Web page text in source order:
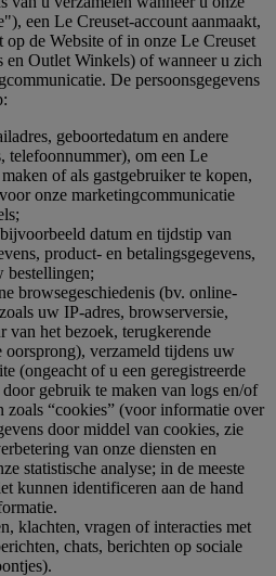
een Le Creuset-account aanmaakt,
de Website of in onze Le Creuset
en Outlet Winkels) of wanneer u zich
De persoonsgegevens
geboortedatum en andere
telefoonnummer), om een Le
of als gastgebruiker te kopen,
onze marketingcommunicatie
datum en tijdstip van
product- en betalingsgegevens,
bestellingen;
browsegeschiedenis (bv. online-
uw IP-adres, browserversie,
van het bezoek, terugkerende
oorsprong), verzameld tijdens uw
(ongeacht of u een geregistreerde
gebruik te maken van logs en/of
zoals “cookies” (voor informatie over
door middel van cookies, zie
van onze diensten en
statistische analyse; in de meeste
kunnen identificeren aan de hand
klachten, vragen of interacties met
chats, berichten op sociale